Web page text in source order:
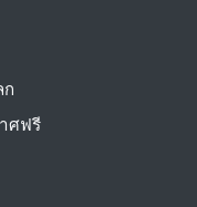
ก
ศฟรี